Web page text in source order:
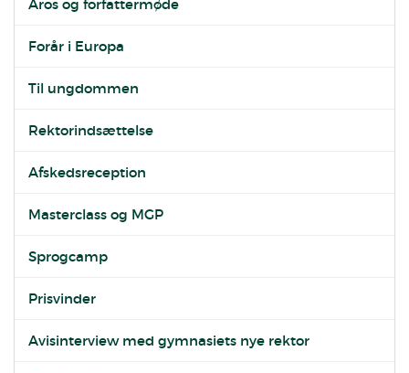
Aros og forfattermøde
Forår i Europa
Til ungdommen
Rektorindsættelse
Afskedsreception
Masterclass og MGP
Sprogcamp
Prisvinder
Avisinterview med gymnasiets nye rektor